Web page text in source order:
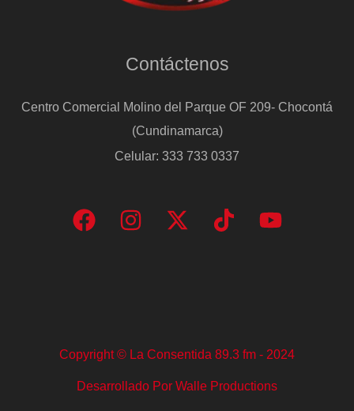
Contáctenos
Centro Comercial Molino del Parque OF 209- Chocontá
(Cundinamarca)
Celular: 333 733 0337
Copyright © La Consentida 89.3 fm - 2024
Desarrollado Por Walle Productions